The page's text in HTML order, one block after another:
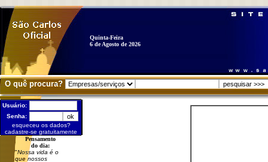
Quinta-Feira
6 de Agosto de 2026
O quê procura?
Usuário:
Senha:
esqueceu os dados?
cadastre-se gratuitamente
Pensamento
do dia:
"Nossa vida é o
que nossos